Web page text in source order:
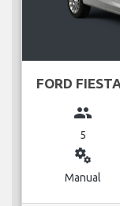
FORD
group
5
miscellaneous_services
Manual